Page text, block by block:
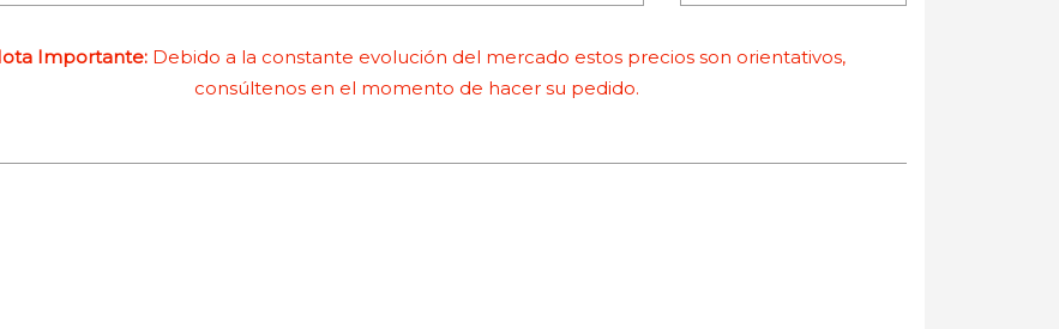
Importante: Debido a la constante evolución del mercado estos precios son orientativos,
consúltenos en el momento de hacer su pedido.